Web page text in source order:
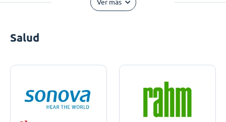
Ver más
Salud